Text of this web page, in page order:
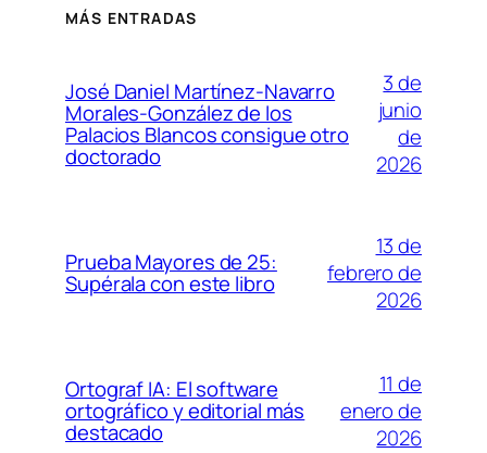
MÁS ENTRADAS
José Daniel Martínez-Navarro
Morales-González de los
Palacios Blancos consigue otro
doctorado
3 de
junio
de
2026
Prueba Mayores de 25:
Supérala con este libro
13 de
febrero de
2026
Ortograf IA: El software
ortográfico y editorial más
destacado
11 de
enero de
2026